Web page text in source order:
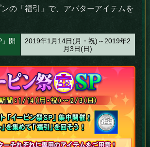
の「福引」で、アバターアイテムを
」開
2019年1月14日(月・祝)～2019年2
月3日(日)